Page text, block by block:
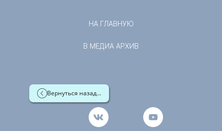
НА ГЛАВНУЮ
В МЕДИА АРХИВ
Вернуться назад...